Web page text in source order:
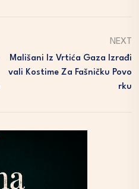
NEXT
Mališani Iz Vrtića Gaza Izrađi
Vali Kostime Za Fašničku Povo
Rku